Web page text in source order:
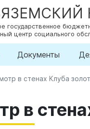
государственное
центр социального
Документы
в стенах Клуба
в